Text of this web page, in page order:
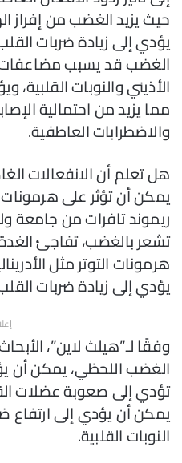
حيث يزيد الغضب من إفراز
يؤدي إلى زيادة ضربات
الغضب قد يسبب
الأذيني والنوبات القلبية،
مما يزيد من احتمالية
والاضطرابات العاطفية.
هل تعلم أن الانفعالات
يمكن أن تؤثر على
ريموند تافرات من جامعة
تشعر بالغضب، تفاجئ
هرمونات التوتر مثل
يؤدي إلى زيادة ضربات
وفقًا لـ”هيلث لاين”،
الغضب اللحظي، يمكن أن
تؤدي إلى صعوبة عضلات
يمكن أن يؤدي إلى
النوبات القلبية.